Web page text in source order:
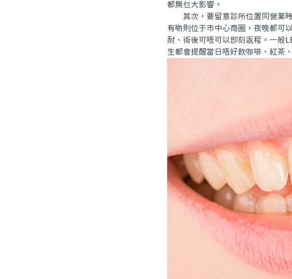
都無乜大影響。
其次，要留意診所位置同營業時
有啲則位于市中心商圈，夜晚都可
耐、術後可唔可以即刻返程。一般
生都會提醒當日唔好飲咖啡、紅茶